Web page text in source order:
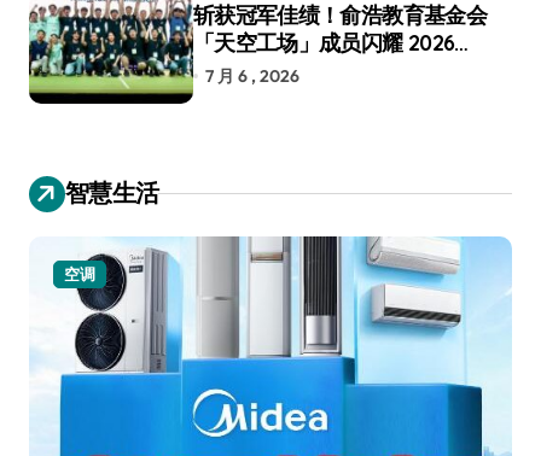
斩获冠军佳绩！俞浩教育基金会
「天空工场」成员闪耀 2026
RoboCup 机器人世界杯
7 月 6 , 2026
智慧生活
空调